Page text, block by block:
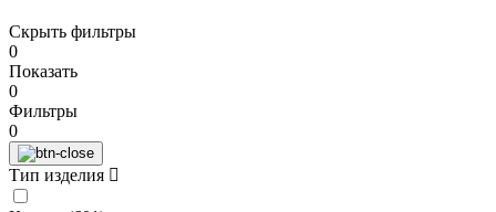
Скрыть фильтры
0
Показать
0
Фильтры
0
Тип изделия